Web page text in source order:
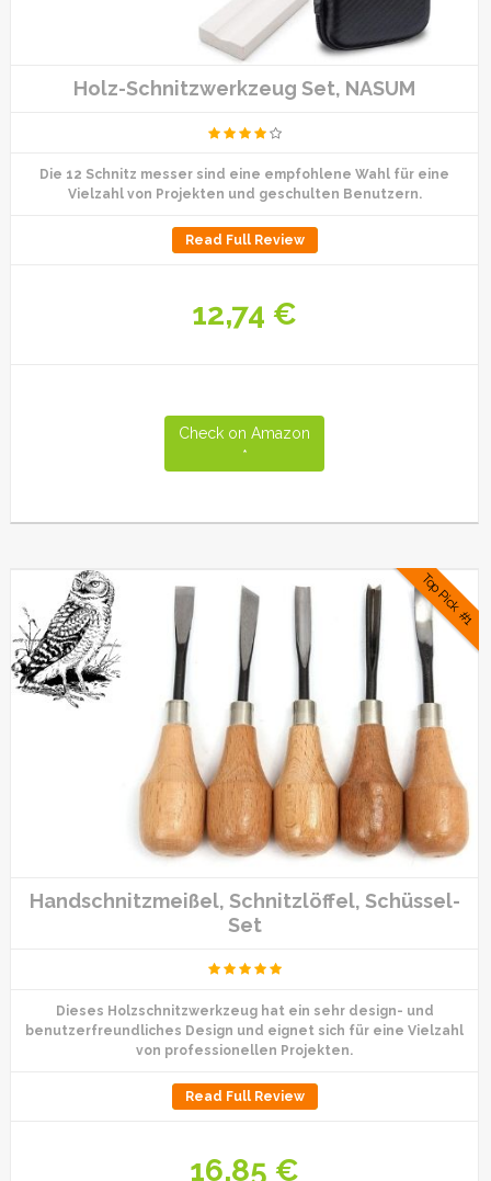
Holz-Schnitzwerkzeug Set, NASUM
Die 12 Schnitz messer sind eine empfohlene Wahl für eine
Vielzahl von Projekten und geschulten Benutzern.
Read Full Review
12,74 €
Check on Amazon
Top Pick #1
Handschnitzmeißel, Schnitzlöffel, Schüssel-
Set
Dieses Holzschnitzwerkzeug hat ein sehr design- und
benutzerfreundliches Design und eignet sich für eine Vielzahl
von professionellen Projekten.
Read Full Review
16,85 €